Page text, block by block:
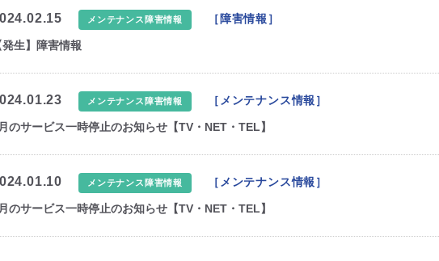
メンテナンス障害情報 ［障害情報］
発生】障害情報
メンテナンス障害情報 ［メンテナンス情報］
のサービス一時停止のお知らせ【TV・NET・TEL】
メンテナンス障害情報 ［メンテナンス情報］
のサービス一時停止のお知らせ【TV・NET・TEL】